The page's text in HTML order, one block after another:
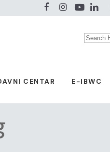
Search
CENTAR E-IBWC